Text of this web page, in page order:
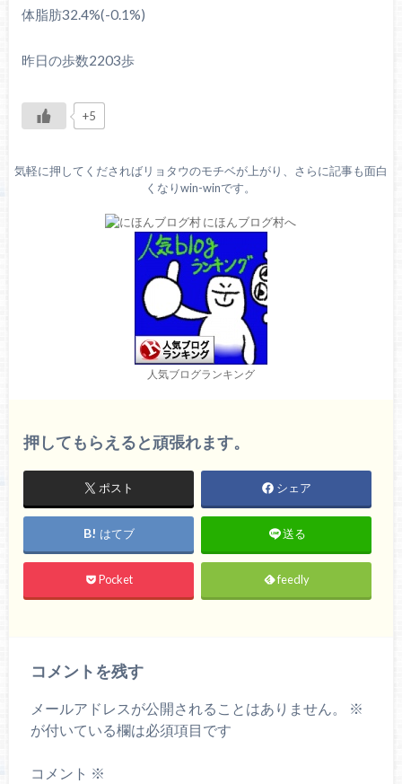
体脂肪32.4%(-0.1%)
昨日の歩数2203歩
+5
気軽に押してくださればリョタウのモチベが上がり、さらに記事も面白
くなりwin-winです。
人気ブログランキング
押してもらえると頑張れます。
ポスト シェア
はてブ 送る
Pocket feedly
コメントを残す
メールアドレスが公開されることはありません。
※
が付いている欄は必須項目です
コメント ※